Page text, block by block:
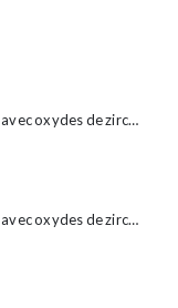
Boucles d'oreilles forme ovale avec oxydes de zirconium en acier inoxydable doré
Boucles d'oreilles forme ovale avec oxydes de zirconium en acier inoxydable argenté